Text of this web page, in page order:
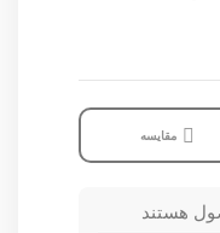
مقایسه
هستند